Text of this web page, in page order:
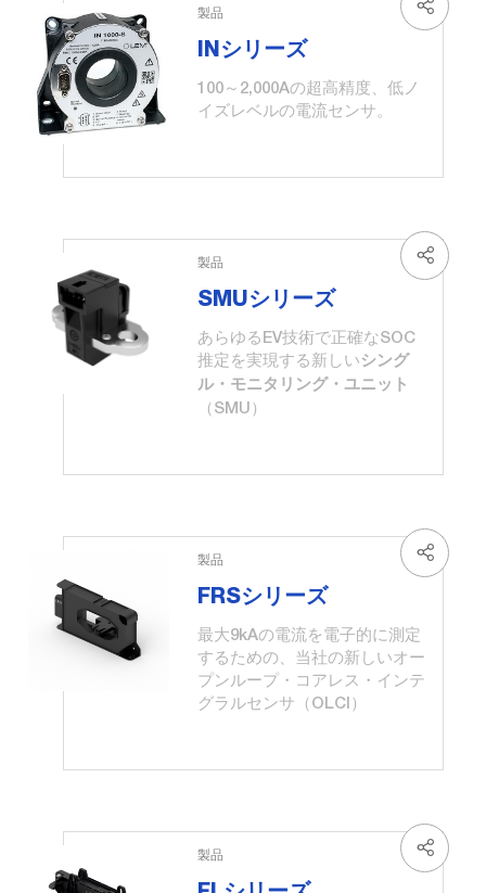
製品
INシリーズ
100～2,000Aの超高精度、低ノ
イズレベルの電流センサ。
製品
SMUシリーズ
あらゆるEV技術で正確なSOC
推定を実現する新しいシング
ル・モニタリング・ユニット
（SMU）
製品
FRSシリーズ
最大9kAの電流を電子的に測定
するための、当社の新しいオー
プンループ・コアレス・インテ
グラルセンサ（OLCI）
製品